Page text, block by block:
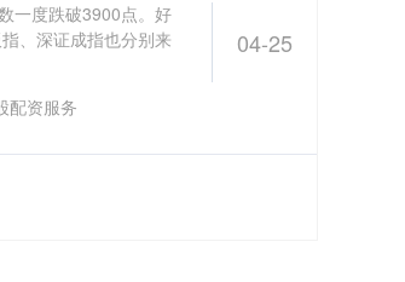
04-25
一度跌破3900点。好
、深证成指也分别来
配资服务